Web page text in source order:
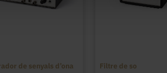
de senyals d’ona
Filtre de so